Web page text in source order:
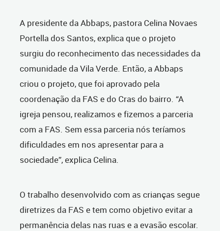
A presidente da Abbaps, pastora Celina Novaes
Portella dos Santos, explica que o projeto
surgiu do reconhecimento das necessidades da
comunidade da Vila Verde. Então, a Abbaps
criou o projeto, que foi aprovado pela
coordenação da FAS e do Cras do bairro. “A
igreja pensou, realizamos e fizemos a parceria
com a FAS. Sem essa parceria nós teríamos
dificuldades em nos apresentar para a
sociedade”, explica Celina.
O trabalho desenvolvido com as crianças segue
diretrizes da FAS e tem como objetivo evitar a
permanência delas nas ruas e a evasão escolar.